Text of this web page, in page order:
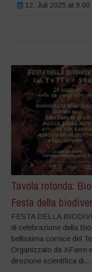
12. Juli 2025 at 9:00
Tavola rotonda:
Festa della
FESTA DELLA
di celebrazione della
bellissima cornice del
Organizzato da XFarm
direzione scientifica di...